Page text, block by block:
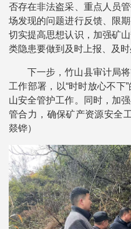
否存在非法盗采、重点人员
场发现的问题进行反馈、限
切实提高思想认识，加强矿
类隐患要做到及时上报、及时
下一步，竹山县审计局
工作部署，以“时时放心不下
山安全管护工作。同时，加
管合力，确保矿产资源安全
燚铧）